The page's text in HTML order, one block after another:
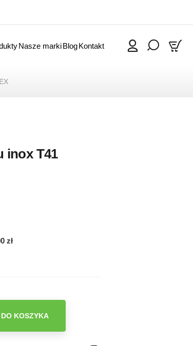
Nasze markiBlogKontakt
inox T41
zł
KOSZYKA